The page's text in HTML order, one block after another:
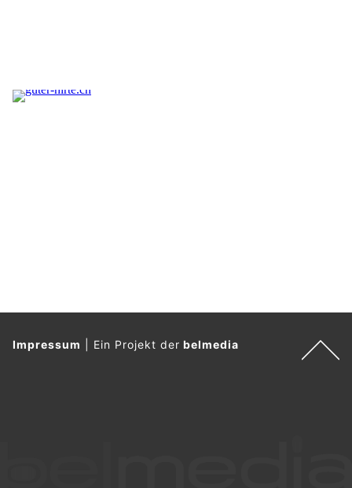
Impressum Ein Projekt derbelmedia